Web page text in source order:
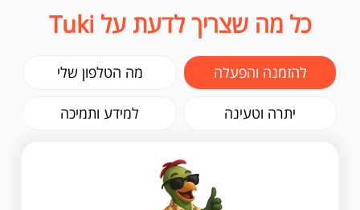
כל מה שצריך לדעת על Tuki
להזמנה והפעלה מה הטלפון שלי
יתרה וטעינה למידע ותמיכה